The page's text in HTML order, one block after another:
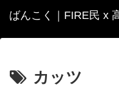
ばんこく｜FIRE民 x
カッツ